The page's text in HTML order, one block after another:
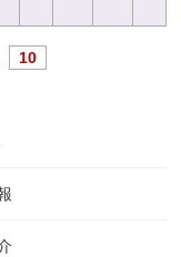
10